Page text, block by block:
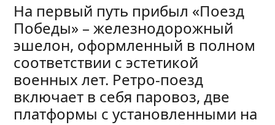
На первый путь прибыл «Поезд
Победы» – железнодорожный
эшелон, оформленный в полном
соответствии с эстетикой
военных лет. Ретро-поезд
включает в себя паровоз, две
платформы с установленными на